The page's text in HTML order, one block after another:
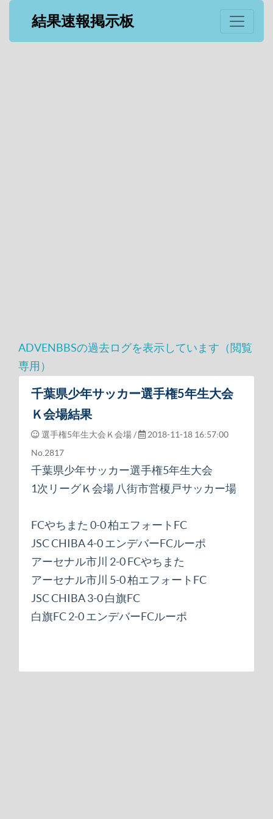
結果速報掲示板
ADVENBBSの過去ログを表示しています（閲覧
専用）
千葉県少年サッカー選手権5年生大会
Ｋ会場結果
選手権5年生大会Ｋ会場 /
2018-11-18 16:57:00
No.2817
千葉県少年サッカー選手権5年生大会
1次リーグＫ会場 八街市営榎戸サッカー場
FCやちまた 0-0 柏エフォートFC
JSC CHIBA 4-0 エンデバーFCルーポ
アーセナル市川 2-0 FCやちまた
アーセナル市川 5-0 柏エフォートFC
JSC CHIBA 3-0 白旗FC
白旗FC 2-0 エンデバーFCルーポ